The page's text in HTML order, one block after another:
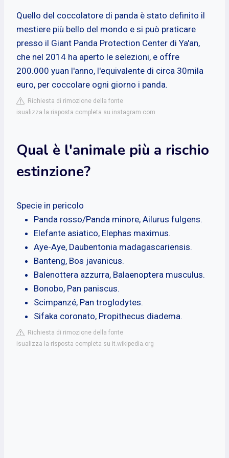
Quello del coccolatore di panda è stato definito il
mestiere più bello del mondo e si può praticare
presso il Giant Panda Protection Center di Ya'an,
che nel 2014 ha aperto le selezioni, e offre
200.000 yuan l'anno, l'equivalente di circa 30mila
euro, per coccolare ogni giorno i panda.
Richiesta di rimozione della fonte
isualizza la risposta completa su instagram.com
Qual è l'animale più a rischio
estinzione?
Specie in pericolo
Panda rosso/Panda minore, Ailurus fulgens.
Elefante asiatico, Elephas maximus.
Aye-Aye, Daubentonia madagascariensis.
Banteng, Bos javanicus.
Balenottera azzurra, Balaenoptera musculus.
Bonobo, Pan paniscus.
Scimpanzé, Pan troglodytes.
Sifaka coronato, Propithecus diadema.
Richiesta di rimozione della fonte
isualizza la risposta completa su it.wikipedia.org